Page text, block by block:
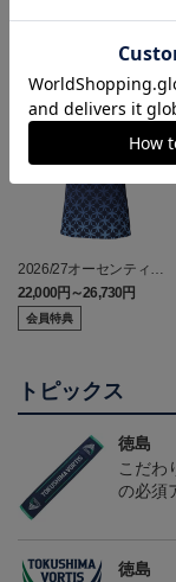
2026/27オーセンティッ
クユニフォーム(FP1st/半
袖)
22,000円～26,730円
会員特典
トピックス
徳島
こだわ
の必須
徳島